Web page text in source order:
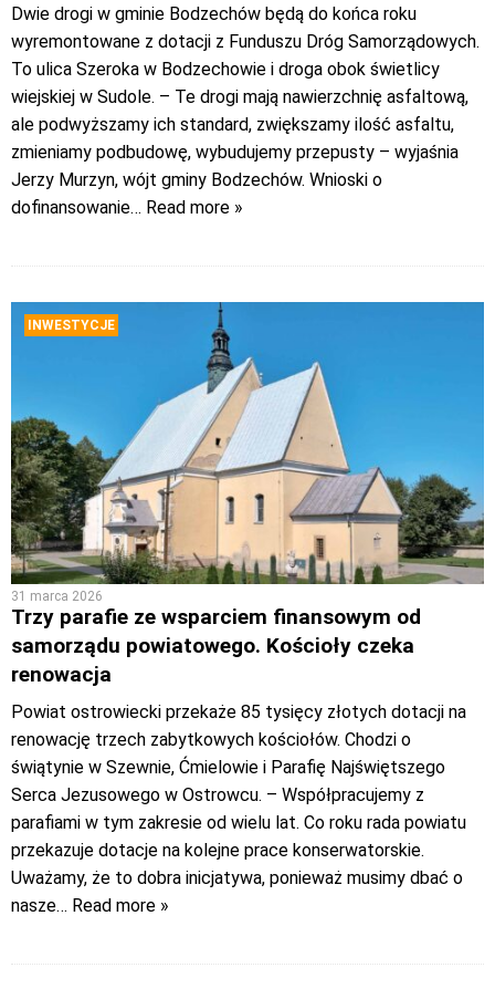
Dwie drogi w gminie Bodzechów będą do końca roku
wyremontowane z dotacji z Funduszu Dróg Samorządowych.
To ulica Szeroka w Bodzechowie i droga obok świetlicy
wiejskiej w Sudole. – Te drogi mają nawierzchnię asfaltową,
ale podwyższamy ich standard, zwiększamy ilość asfaltu,
zmieniamy podbudowę, wybudujemy przepusty – wyjaśnia
Jerzy Murzyn, wójt gminy Bodzechów. Wnioski o
dofinansowanie… Read more »
INWESTYCJE
31 marca 2026
Trzy parafie ze wsparciem finansowym od
samorządu powiatowego. Kościoły czeka
renowacja
Powiat ostrowiecki przekaże 85 tysięcy złotych dotacji na
renowację trzech zabytkowych kościołów. Chodzi o
świątynie w Szewnie, Ćmielowie i Parafię Najświętszego
Serca Jezusowego w Ostrowcu. – Współpracujemy z
parafiami w tym zakresie od wielu lat. Co roku rada powiatu
przekazuje dotacje na kolejne prace konserwatorskie.
Uważamy, że to dobra inicjatywa, ponieważ musimy dbać o
nasze… Read more »